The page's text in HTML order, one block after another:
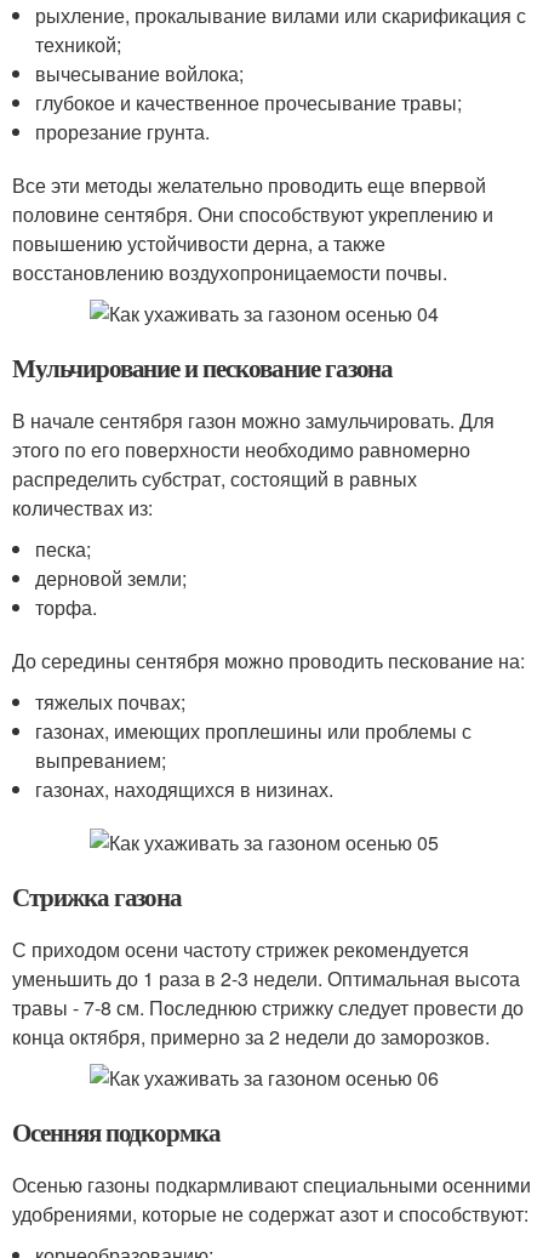
рыхление, прокалывание вилами или скарификация с
техникой;
вычесывание войлока;
глубокое и качественное прочесывание травы;
прорезание грунта.
Все эти методы желательно проводить еще впервой
половине сентября. Они способствуют укреплению и
повышению устойчивости дерна, а также
восстановлению воздухопроницаемости почвы.
Мульчирование и пескование газона
В начале сентября газон можно замульчировать. Для
этого по его поверхности необходимо равномерно
распределить субстрат, состоящий в равных
количествах из:
песка;
дерновой земли;
торфа.
До середины сентября можно проводить пескование на:
тяжелых почвах;
газонах, имеющих проплешины или проблемы с
выпреванием;
газонах, находящихся в низинах.
Стрижка газона
С приходом осени частоту стрижек рекомендуется
уменьшить до 1 раза в 2-3 недели. Оптимальная высота
травы - 7-8 см. Последнюю стрижку следует провести до
конца октября, примерно за 2 недели до заморозков.
Осенняя подкормка
Осенью газоны подкармливают специальными осенними
удобрениями, которые не содержат азот и способствуют: